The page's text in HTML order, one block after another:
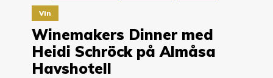
Vin
Winemakers Dinner med
Heidi Schröck på Almåsa
Havshotell